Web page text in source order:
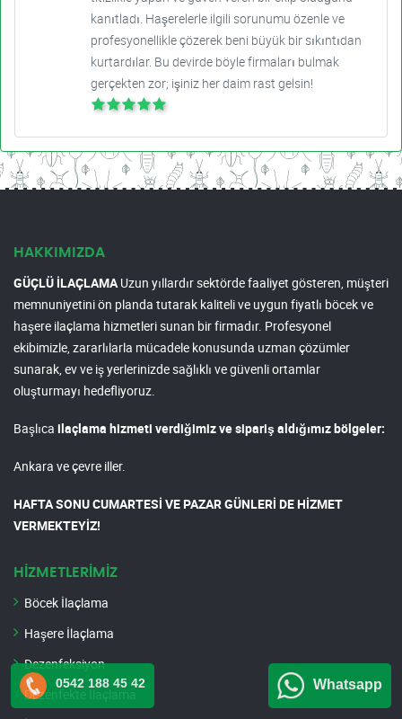
kanıtladı. Haşerelerle ilgili sorunumu özenle ve
profesyonellikle çözerek beni büyük bir sıkıntıdan
kurtardılar. Bu devirde böyle firmaları bulmak
gerçekten zor; işiniz her daim rast gelsin!
HAKKIMIZDA
GÜÇLÜ İLAÇLAMAUzun yıllardır sektörde faaliyet gösteren, müşteri
memnuniyetini ön planda tutarak kaliteli ve uygun fiyatlı böcek ve
haşere ilaçlama hizmetleri sunan bir firmadır. Profesyonel
ekibimizle, zararlılarla mücadele konusunda uzman çözümler
sunarak, ev ve iş yerlerinizde sağlıklı ve güvenli ortamlar
oluşturmayı hedefliyoruz.
Başlıca ilaçlama hizmeti verdiğimiz ve sipariş aldığımız bölgeler:
Ankara ve çevre iller.
HAFTA SONU CUMARTESİ VE PAZAR GÜNLERİ DE HİZMET
VERMEKTEYİZ!
HİZMETLERİMİZ
Böcek İlaçlama
Haşere İlaçlama
Dezenfeksiyon
Dezenfekte İlaçlama
0542 188 45 42 Whatsapp